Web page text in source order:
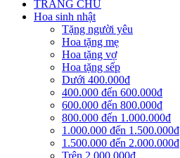
TRANG CHỦ
Hoa sinh nhật
Tặng người yêu
Hoa tặng mẹ
Hoa tặng vợ
Hoa tặng sếp
Dưới 400.000đ
400.000 đến 600.000đ
600.000 đến 800.000đ
800.000 đến 1.000.000đ
1.000.000 đến 1.500.000đ
1.500.000 đến 2.000.000đ
Trên 2.000.000đ